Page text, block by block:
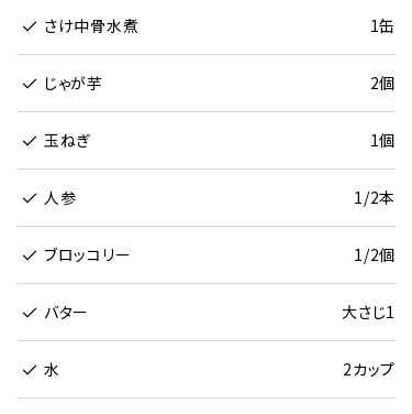
さけ中骨水煮 1缶
じゃが芋 2個
玉ねぎ 1個
人参 1/2本
ブロッコリー 1/2個
バター 大さじ1
水 2カップ